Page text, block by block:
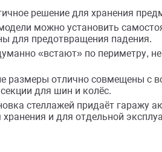
решение для хранения
можно установить
для предотвращения падения.
«встают» по периметру,
размеры отлично совмещены с
для шин и колёс.
стеллажей придаёт гаражу
и для отдельной